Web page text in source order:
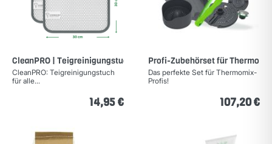
CleanPRO | Teigreinigungstuch (2er-Set)
CleanPRO: Teigreinigungstuch
für alle...
14,95 €
Profi-Zubehörset für
Das perfekte Set für Thermomix-
Profis!
107,20 €